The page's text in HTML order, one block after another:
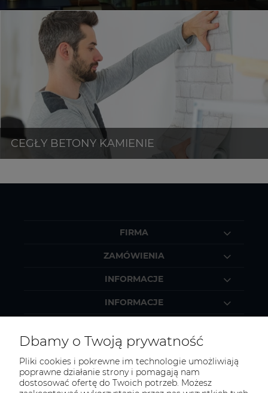
FIRMA
ZAMÓWIENIA
INFORMACJE
INFORMACJE
KONTAKT
Dbamy o Twoją prywatność
Pliki cookies i pokrewne im technologie umożliwiają
poprawne działanie strony i pomagają nam
dostosować ofertę do Twoich potrzeb. Możesz